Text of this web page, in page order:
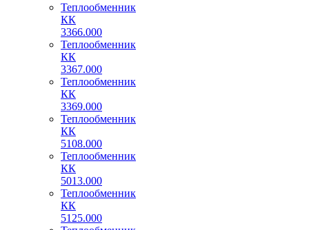
Теплообменник
КК
3366.000
Теплообменник
КК
3367.000
Теплообменник
КК
3369.000
Теплообменник
КК
5108.000
Теплообменник
КК
5013.000
Теплообменник
КК
5125.000